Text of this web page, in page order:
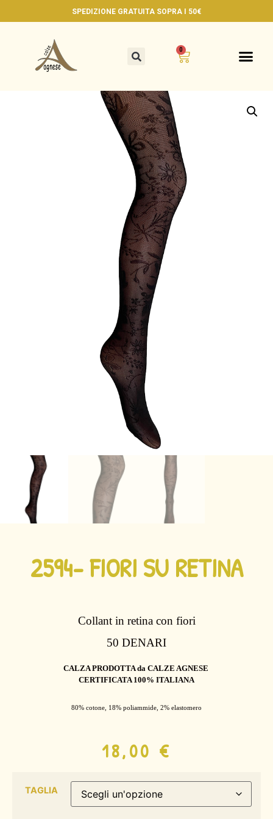
SPEDIZIONE GRATUITA SOPRA I 50€
0
2594- FIORI SU RETINA
Collant in retina con fiori
50 DENARI
CALZA PRODOTTA da CALZE AGNESE
CERTIFICATA 100% ITALIANA
80% cotone, 18% poliammide, 2% elastomero
18,00 €
TAGLIA